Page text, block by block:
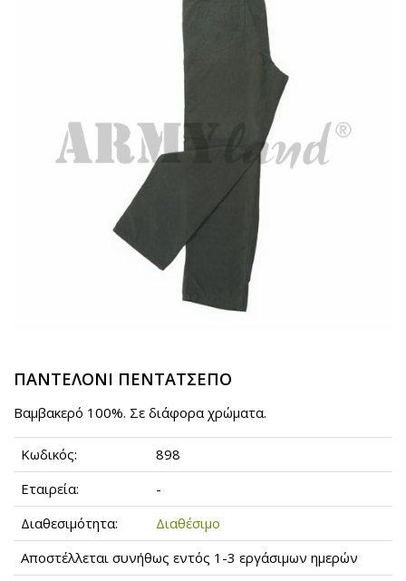
ΠΑΝΤΕΛΟΝΙ ΠΕΝΤΑΤΣΕΠΟ
Βαμβακερό 100%. Σε διάφορα χρώματα.
Κωδικός:
898
Εταιρεία:
-
Διαθεσιμότητα:
Διαθέσιμο
Αποστέλλεται συνήθως εντός 1-3 εργάσιμων ημερών